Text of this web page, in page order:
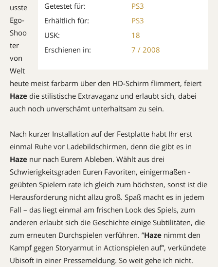
Getestet für:
PS3
Erhältlich für:
PS3
USK:
18
Erschienen in:
7 / 2008
usste
Ego-
Shoo
ter
von
Welt
heute meist farbarm über den HD-Schirm flimmert, feiert
Haze die stilistische Extravaganz und erlaubt sich, dabei
auch noch unverschämt unterhaltsam zu sein.
Nach kurzer Installation auf der Festplatte habt Ihr erst
einmal Ruhe vor Ladebildschirmen, denn die gibt es in
Haze nur nach Eurem ­Ableben. Wählt aus drei
Schwierigkeitsgraden Euren Favoriten, einigermaßen ­
geübten Spielern rate ich gleich zum höchsten, sonst ist die
Herausforderung nicht allzu groß. Spaß macht es in jedem
Fall – das liegt einmal am frischen Look des Spiels, zum
anderen erlaubt sich die Geschichte einige Subtilitäten, die
zum erneuten Durchspielen verführen. ”Haze nimmt den
Kampf gegen Storyarmut in Actionspielen auf”, verkündete
­Ubisoft in einer Pressemeldung. So weit gehe ich nicht.